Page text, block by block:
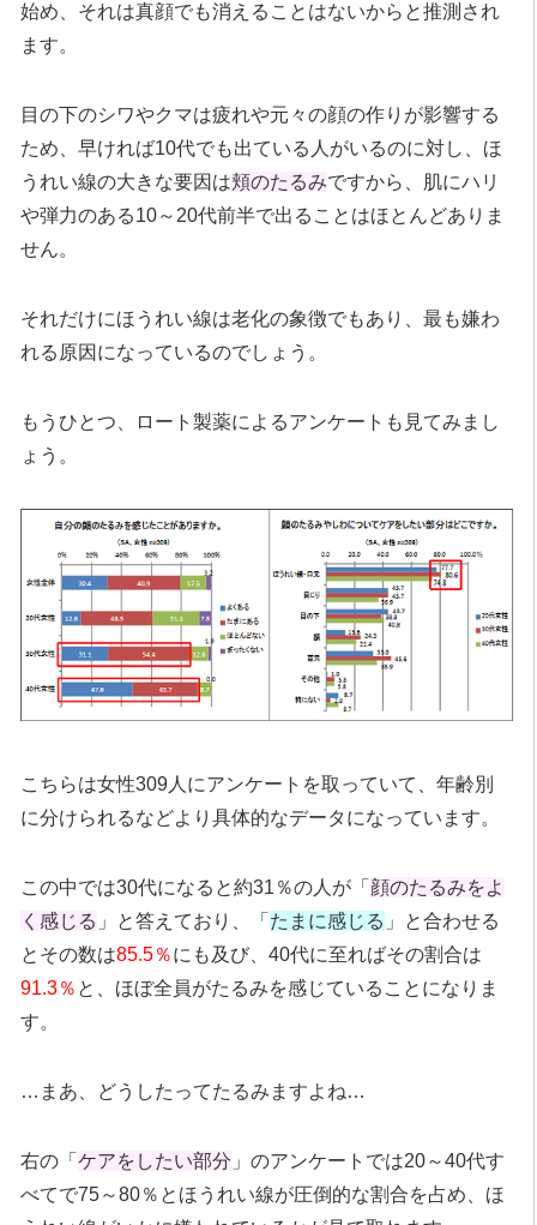
始め、それは真顔でも消えることはないからと推測され
ます。
目の下のシワやクマは疲れや元々の顔の作りが影響する
ため、早ければ10代でも出ている人がいるのに対し、ほ
うれい線の大きな要因は頬のたるみですから、肌にハリ
や弾力のある10～20代前半で出ることはほとんどありま
せん。
それだけにほうれい線は老化の象徴でもあり、最も嫌わ
れる原因になっているのでしょう。
もうひとつ、ロート製薬によるアンケートも見てみまし
ょう。
こちらは女性309人にアンケートを取っていて、年齢別
に分けられるなどより具体的なデータになっています。
この中では30代になると約31％の人が「 顔のたるみをよ
く感じる 」と答えており、「 たまに感じる 」と合わせる
とその数は85.5％にも及び、40代に至ればその割合は
91.3％ と、ほぼ全員がたるみを感じていることになりま
す。
…まあ、どうしたってたるみますよね…
右の「 ケアをしたい部分 」のアンケートでは20～40代す
べてで75～80％とほうれい線が圧倒的な割合を占め、ほ